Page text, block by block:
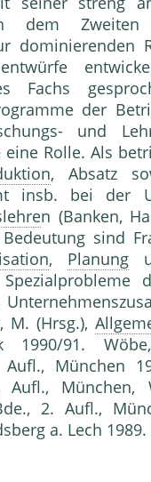
dem
dominierenden
Fachs
der
und
Rolle. Als
, Absatz
insb. bei der
n (Banken,
sind
, Planung
M. (Hrsg.),
1990/91.
München
München,
2. Aufl.,
a. Lech